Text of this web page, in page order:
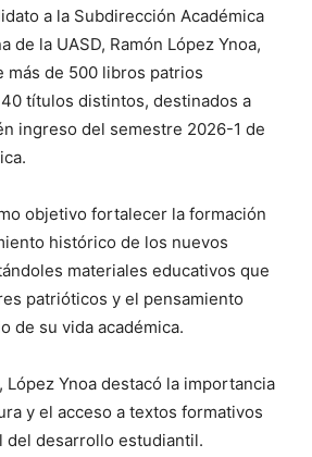
a la Subdirección Académica
de la UASD, Ramón López Ynoa,
más de 500 libros patrios
títulos distintos, destinados a
ingreso del semestre 2026-1 de
objetivo fortalecer la formación
histórico de los nuevos
materiales educativos que
patrióticos y el pensamiento
de su vida académica.
López Ynoa destacó la importancia
y el acceso a textos formativos
del desarrollo estudiantil.